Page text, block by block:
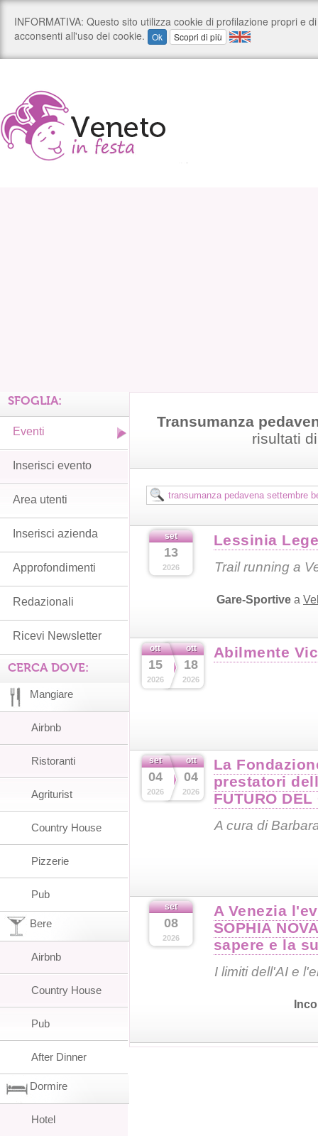
Transumanza
risultati
set
13
2026
Lessinia
Trail running a
Gare-Sportive a
ott
15
2026
ott
18
2026
Abilmente
set
04
2026
ott
04
2026
La
prestatori
FUTURO DEL
A cura di
set
08
2026
A Venezia
SOPHIA
sapere e la
I limiti dell'AI e
SFOGLIA:
Eventi
Inserisci evento
Area utenti
Inserisci azienda
Approfondimenti
Redazionali
Ricevi Newsletter
CERCA DOVE:
Mangiare
Airbnb
Ristoranti
Agriturist
Country House
Pizzerie
Pub
Bere
Airbnb
Country House
Pub
After Dinner
Dormire
Hotel